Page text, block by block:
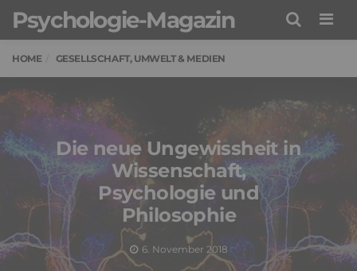
Psychologie-Magazin
HOME GESELLSCHAFT, UMWELT & MEDIEN
Die neue Ungewissheit in
Wissenschaft,
Psychologie und
Philosophie
6. November 2018